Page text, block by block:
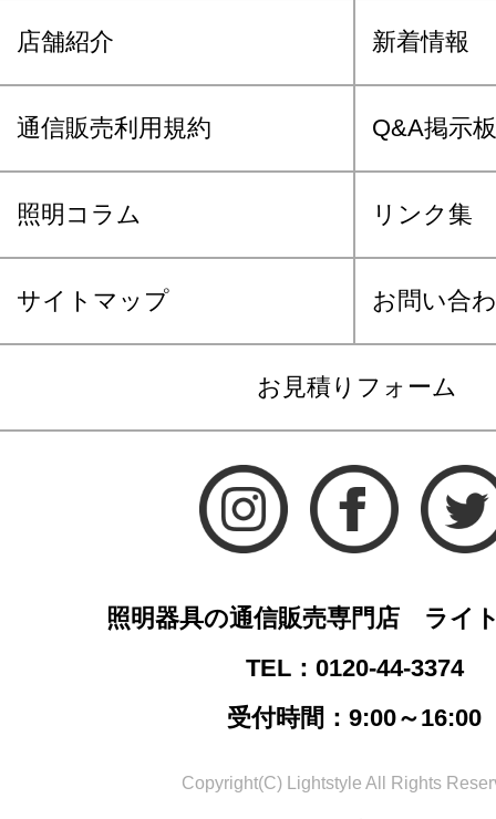
店舗紹介 新着情報
通信販売利用規約 Q&A掲示板
照明コラム リンク集
サイトマップ お問い合
お見積りフォーム
照明器具の通信販売専門店 ライ
TEL：0120-44-3374
受付時間：9:00～16:00
Copyright(C) Lightstyle All Rights